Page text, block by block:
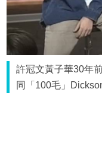
許冠文黃子華30年
同「100毛」